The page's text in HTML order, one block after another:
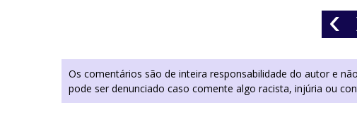
‹
Os comentários são de inteira responsabilidade do autor e
pode ser denunciado caso comente algo racista, injúria ou